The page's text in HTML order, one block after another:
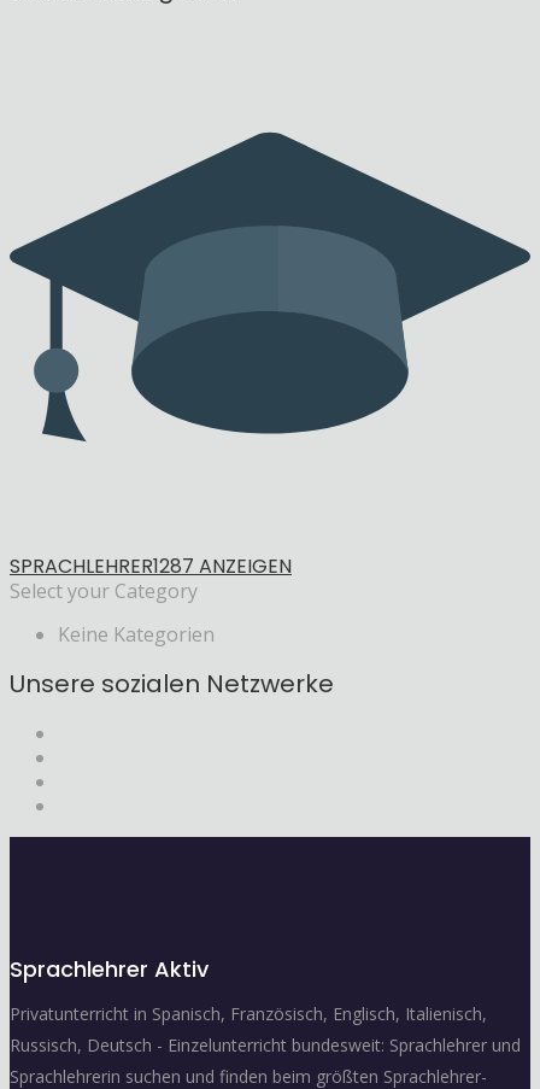
SPRACHLEHRER1287 ANZEIGEN
Select your Category
Keine Kategorien
Unsere sozialen Netzwerke
Sprachlehrer Aktiv
Privatunterricht in Spanisch, Französisch, Englisch, Italienisch,
Russisch, Deutsch - Einzelunterricht bundesweit: Sprachlehrer und
Sprachlehrerin suchen und finden beim größten Sprachlehrer-